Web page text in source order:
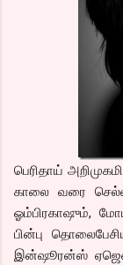
பெரிதாய்
காலை வரை
ஓம்பிரகாஷும்,
பின்பு
இன்ஷூரன்ஸ்